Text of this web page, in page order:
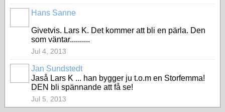
Hans Sanne
Givetvis. Lars K. Det kommer att bli en pärla. Den
som väntar..........
Jul 4, 2013
Jan Sundstedt
Jaså Lars K ... han bygger ju t.o.m en Storfemma!
DEN bli spännande att få se!
Jul 5, 2013